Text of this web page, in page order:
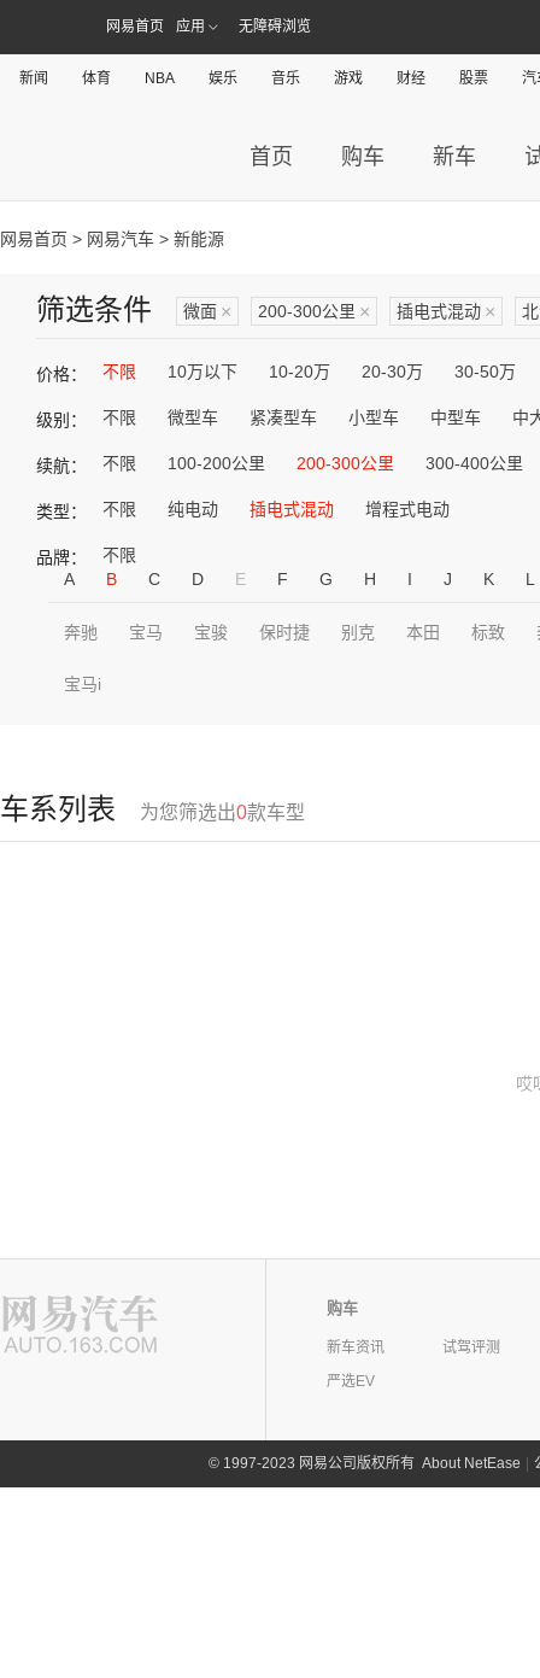
网易首页 应用 无障碍浏览
新闻 体育 NBA 娱乐 音乐 游戏 财经 股票 汽
首页 购车 新车
网易首页 > 网易汽车 > 新能源
筛选条件 微面 × 200-300公里 × 插电式混动 ×
价格： 不限 10万以下 10-20万 20-30万 30-50万
级别： 不限 微型车 紧凑型车 小型车 中型车 中
续航： 不限 100-200公里 200-300公里 300-400公里
类型： 不限 纯电动 插电式混动 增程式电动
品牌：
不限
A
B C D E F G H I J K L
奔驰 宝马 宝骏 保时捷 别克 本田 标致
宝马i
车系列表 为您筛选出0款车型
哎
购车
新车资讯
试驾评测
严选EV
©1997-2023 网易公司版权所有 About NetEase